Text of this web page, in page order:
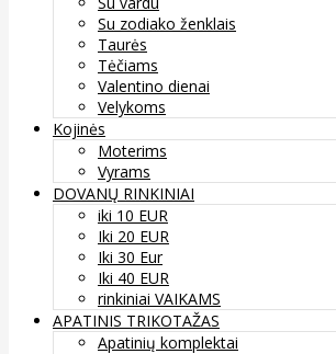
Su zodiako ženklais
Taurės
Tėčiams
Valentino dienai
Velykoms
Kojinės
Moterims
Vyrams
DOVANŲ RINKINIAI
iki 10 EUR
Iki 20 EUR
Iki 30 Eur
Iki 40 EUR
rinkiniai VAIKAMS
APATINIS TRIKOTAŽAS
Apatinių komplektai